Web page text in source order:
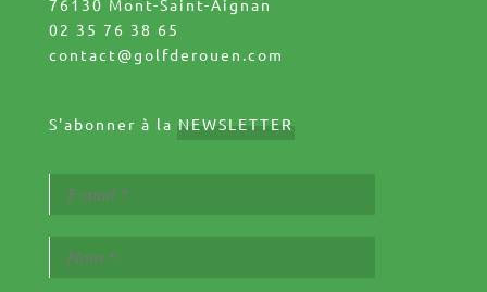
76130 Mont-Saint-Aignan
02 35 76 38 65
contact@golfderouen.com
S'abonner à la NEWSLETTER